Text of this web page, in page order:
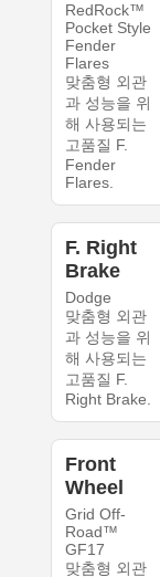
RedRock™
Pocket Style
Fender
Flares
맞춤형 외관
과 성능을 위
해 사용되는
고품질 F.
Fender
Flares.
F. Right
Brake
Dodge
맞춤형 외관
과 성능을 위
해 사용되는
고품질 F.
Right Brake.
Front
Wheel
Grid Off-
Road™
GF17
맞춤형 외관